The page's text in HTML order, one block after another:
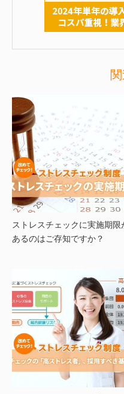
ストレスチェックに実施期限
あるのはご存知ですか？